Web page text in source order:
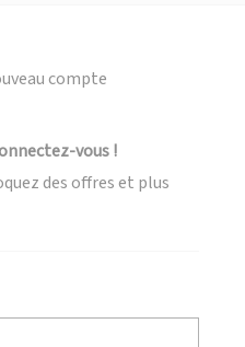
compte
vous !
des offres et plus